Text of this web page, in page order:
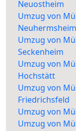
Neuostheim
Umzug von
Neuhermsheim
Umzug von
Seckenheim
Umzug von
Hochstätt
Umzug von
Friedrichsfeld
Umzug von
Umzug von